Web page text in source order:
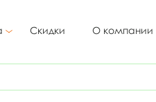
Скидки О компании